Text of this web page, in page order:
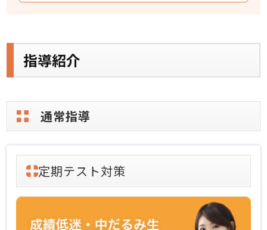
指導紹介
通常指導
定期テスト対策